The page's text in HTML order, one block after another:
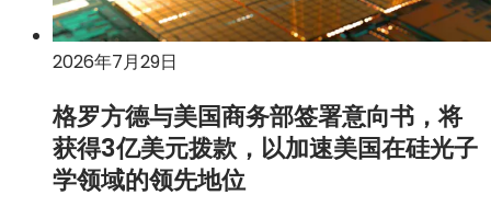
务
业
绩
2026年7月29日
格罗方德与美国商务部签署意向书，将
获得3亿美元拨款，以加速美国在硅光子
学领域的领先地位